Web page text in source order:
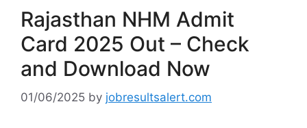
Rajasthan NHM Admit
Card 2025 Out – Check
and Download Now
01/06/2025 by jobresultsalert.com